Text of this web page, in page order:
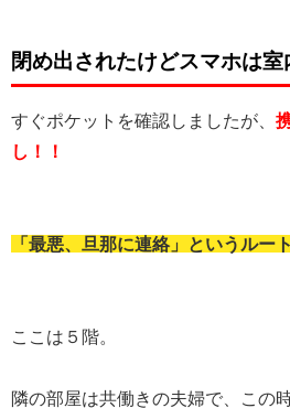
閉め出されたけどスマホは室
すぐポケットを確認しましたが、
し！！
「最悪、旦那に連絡」というルー
ここは５階。
隣の部屋は共働きの夫婦で、この